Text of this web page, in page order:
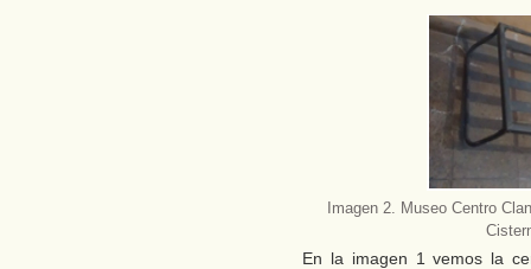
Imagen 2. Museo Centro
En la imagen 1 vemos la